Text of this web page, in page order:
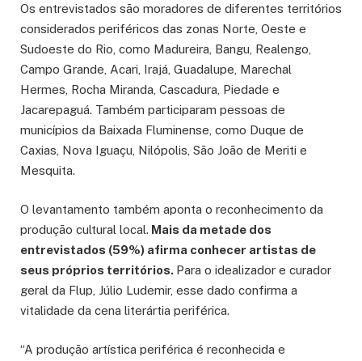
Os entrevistados são moradores de diferentes territórios
considerados periféricos das zonas Norte, Oeste e
Sudoeste do Rio, como Madureira, Bangu, Realengo,
Campo Grande, Acari, Irajá, Guadalupe, Marechal
Hermes, Rocha Miranda, Cascadura, Piedade e
Jacarepaguá. Também participaram pessoas de
municípios da Baixada Fluminense, como Duque de
Caxias, Nova Iguaçu, Nilópolis, São João de Meriti e
Mesquita.
O levantamento também aponta o reconhecimento da
produção cultural local. Mais da metade dos
entrevistados (59%) afirma conhecer artistas de
seus próprios territórios. Para o idealizador e curador
geral da Flup, Júlio Ludemir, esse dado confirma a
vitalidade da cena literártia periférica.
“A produção artística periférica é reconhecida e